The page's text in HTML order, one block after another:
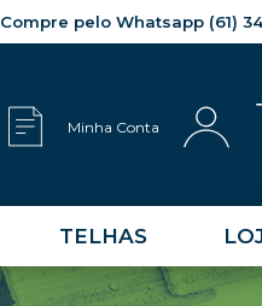
Compre pelo Whatsapp (61)
Minha Conta
TELHAS